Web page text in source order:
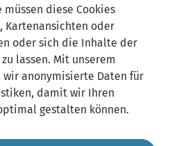
diese Cookies
Kartenansichten oder
oder sich die Inhalte der
lassen. Mit unserem
anonymisierte Daten für
damit wir Ihren
gestalten können.